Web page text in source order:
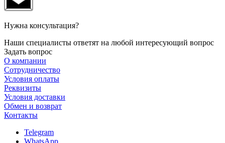
Нужна консультация?
Наши специалисты ответят на любой интересующий вопрос
Задать вопрос
О компании
Сотрудничество
Условия оплаты
Реквизиты
Условия доставки
Обмен и возврат
Контакты
Telegram
WhatsApp